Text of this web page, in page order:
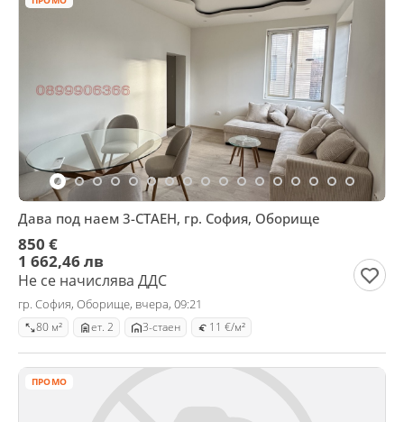
Дава под наем 3-СТАЕН, гр. София, Оборище
850 €
1 662,46 лв
Не се начислява ДДС
гр. София, Оборище, вчера, 09:21
80 м² ет. 2 3-стаен 11 €/м²
ПРОМО